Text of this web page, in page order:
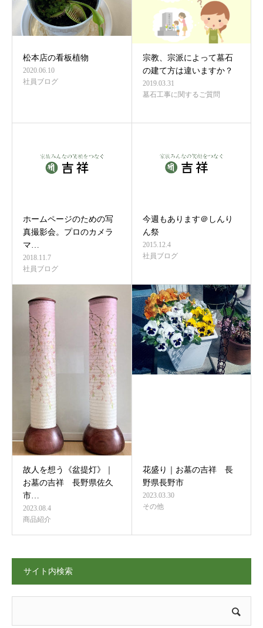
松本店の看板植物
2020.06.10
社員ブログ
宗教、宗派によって墓石
の建て方は違いますか？
2019.03.31
墓石工事に関するご質問
ホームページのための写
真撮影会。プロのカメラ
マ…
2018.11.7
社員ブログ
今週もあります＠しんり
ん祭
2015.12.4
社員ブログ
故人を想う《盆提灯》｜
お墓の吉祥 長野県佐久
市…
2023.08.4
商品紹介
花盛り｜お墓の吉祥 長
野県長野市
2023.03.30
その他
サイト内検索